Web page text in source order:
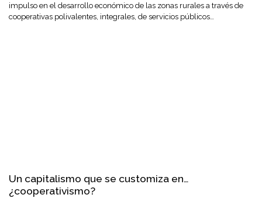
impulso en el desarrollo económico de las zonas rurales a través de
cooperativas polivalentes, integrales, de servicios públicos…
Un capitalismo que se customiza en…
¿cooperativismo?